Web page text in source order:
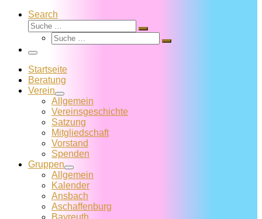
Search
Suche
Suche
Suche
Suche
Menü
Startseite
Beratung
Verein
Allgemein
Vereins­geschichte
Satzung
Mitglied­schaft
Vorstand
Spenden
Gruppen
Allgemein
Kalender
Ansbach
Aschaffenburg
Bayreuth